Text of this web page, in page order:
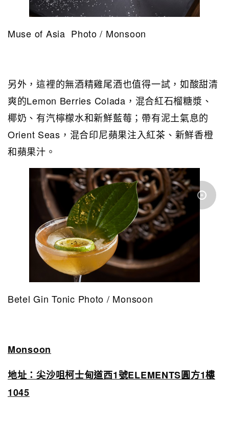
Muse of Asia Photo / Monsoon
另外，這裡的無酒精雞尾酒也值得一試，如酸甜清
爽的Lemon Berries Colada，混合紅石榴糖漿、
椰奶、有汽檸檬水和新鮮藍莓；帶有泥土氣息的
Orient Seas，混合印尼蘋果注入紅茶、新鮮香橙
和蘋果汁。
Betel Gin Tonic Photo / Monsoon
Monsoon
地址：尖沙咀柯士甸道西1號ELEMENTS圓方1樓
1045